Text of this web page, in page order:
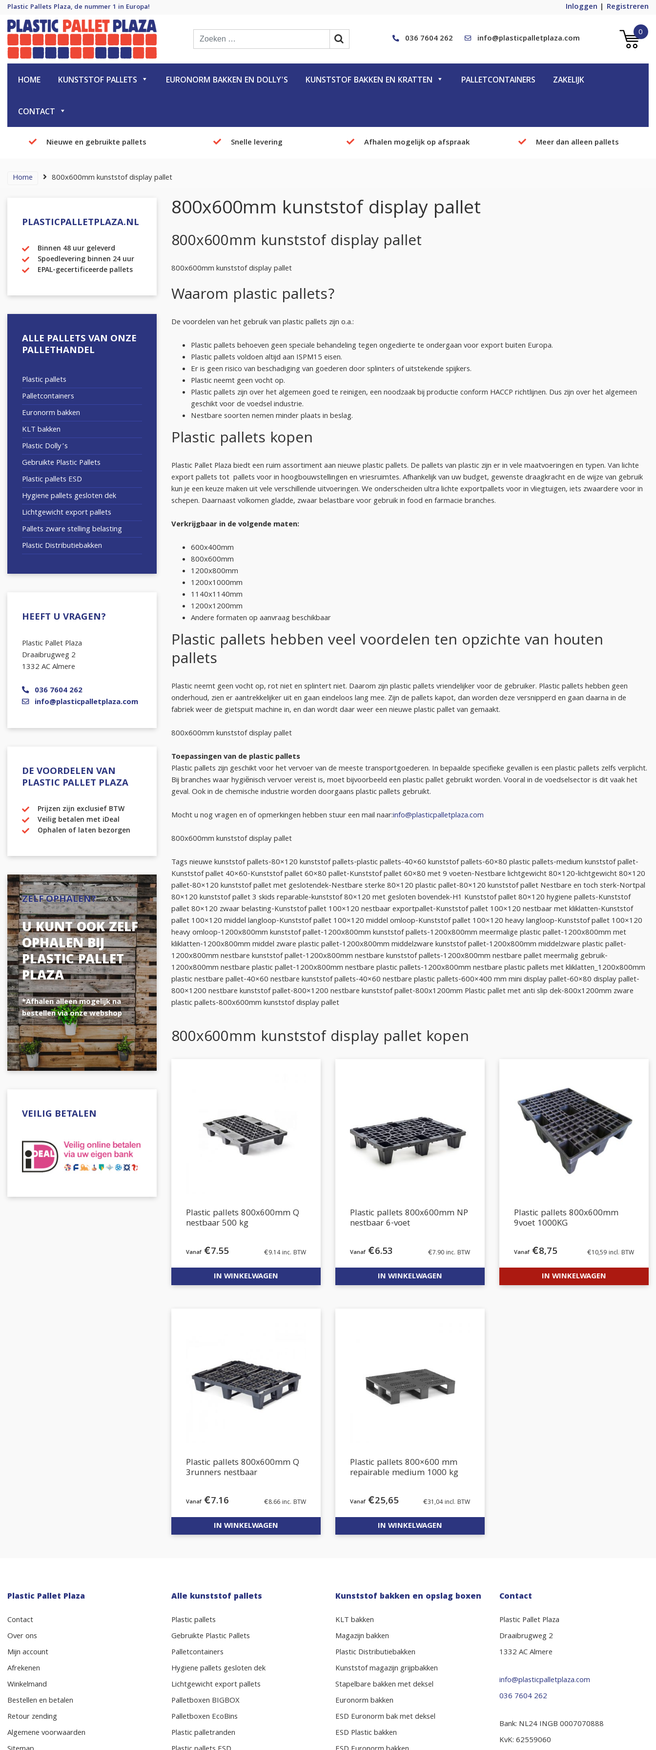
Plastic Pallets Plaza, de nummer 1 in Europa! Inloggen Registreren
Plastic Pallet Plaza
Plastic Pallets Plaza, de nummer 1 in Europa! 0
036 7604 262 info@plasticpalletplaza.com
HOME KUNSTSTOF PALLETS EURONORM BAKKEN EN DOLLY'S KUNSTSTOF BAKKEN EN KRATTEN PALLETCONTAINERS ZAKELIJK
CONTACT
Nieuwe en gebruikte pallets Snelle levering Afhalen mogelijk op afspraak Meer dan alleen pallets
Home 800x600mm kunststof display pallet
PLASTICPALLETPLAZA.NL
Binnen 48 uur geleverd
Spoedlevering binnen 24 uur
EPAL-gecertificeerde pallets
ALLE PALLETS VAN ONZE
PALLETHANDEL
Plastic pallets
Palletcontainers
Euronorm bakken
KLT bakken
Plastic Dolly’s
Gebruikte Plastic Pallets
Plastic pallets ESD
Hygiene pallets gesloten dek
Lichtgewicht export pallets
Pallets zware stelling belasting
Plastic Distributiebakken
HEEFT U VRAGEN?
Plastic Pallet Plaza
Draaibrugweg 2
1332 AC Almere
036 7604 262
info@plasticpalletplaza.com
DE VOORDELEN VAN
PLASTIC PALLET PLAZA
Prijzen zijn exclusief BTW
Veilig betalen met iDeal
Ophalen of laten bezorgen
ZELF OPHALEN?
U KUNT OOK ZELF
OPHALEN BIJ
PLASTIC PALLET
PLAZA
*Afhalen alleen mogelijk na
bestellen via onze webshop
VEILIG BETALEN
800x600mm kunststof display pallet
800x600mm kunststof display pallet
800x600mm kunststof display pallet
Waarom plastic pallets?
De voordelen van het gebruik van plastic pallets zijn o.a.:
Plastic pallets behoeven geen speciale behandeling tegen ongedierte te ondergaan voor export buiten Europa.
Plastic pallets voldoen altijd aan ISPM15 eisen.
Er is geen risico van beschadiging van goederen door splinters of uitstekende spijkers.
Plastic neemt geen vocht op.
Plastic pallets zijn over het algemeen goed te reinigen, een noodzaak bij productie conform HACCP richtlijnen. Dus zijn over het algemeen
geschikt voor de voedsel industrie.
Nestbare soorten nemen minder plaats in beslag.
Plastic pallets kopen
Plastic Pallet Plaza biedt een ruim assortiment aan nieuwe plastic pallets. De pallets van plastic zijn er in vele maatvoeringen en typen. Van lichte
export pallets tot pallets voor in hoogbouwstellingen en vriesruimtes. Afhankelijk van uw budget, gewenste draagkracht en de wijze van gebruik
kun je een keuze maken uit vele verschillende uitvoeringen. We onderscheiden ultra lichte exportpallets voor in vliegtuigen, iets zwaardere voor in
schepen. Daarnaast volkomen gladde, zwaar belastbare voor gebruik in food en farmacie branches.
Verkrijgbaar in de volgende maten:
600x400mm
800x600mm
1200x800mm
1200x1000mm
1140x1140mm
1200x1200mm
Andere formaten op aanvraag beschikbaar
Plastic pallets hebben veel voordelen ten opzichte van houten
pallets
Plastic neemt geen vocht op, rot niet en splintert niet. Daarom zijn plastic pallets vriendelijker voor de gebruiker. Plastic pallets hebben geen
onderhoud, zien er aantrekkelijker uit en gaan eindeloos lang mee. Zijn de pallets kapot, dan worden deze versnipperd en gaan daarna in de
fabriek weer de gietspuit machine in, en dan wordt daar weer een nieuwe plastic pallet van gemaakt.
800x600mm kunststof display pallet
Toepassingen van de plastic pallets
Plastic pallets zijn geschikt voor het vervoer van de meeste transportgoederen. In bepaalde specifieke gevallen is een plastic pallets zelfs verplicht.
Bij branches waar hygiënisch vervoer vereist is, moet bijvoorbeeld een plastic pallet gebruikt worden. Vooral in de voedselsector is dit vaak het
geval. Ook in de chemische industrie worden doorgaans plastic pallets gebruikt.
Mocht u nog vragen en of opmerkingen hebben stuur een mail naar:info@plasticpalletplaza.com
800x600mm kunststof display pallet
Tags nieuwe kunststof pallets-80×120 kunststof pallets-plastic pallets-40×60 kunststof pallets-60×80 plastic pallets-medium kunststof pallet-
Kunststof pallet 40×60-Kunststof pallet 60×80 pallet-Kunststof pallet 60×80 met 9 voeten-Nestbare lichtgewicht 80×120-lichtgewicht 80×120
pallet-80×120 kunststof pallet met geslotendek-Nestbare sterke 80×120 plastic pallet-80×120 kunststof pallet Nestbare en toch sterk-Nortpal
80×120 kunststof pallet 3 skids reparable-kunststof 80×120 met gesloten bovendek-H1 Kunststof pallet 80×120 hygiene pallets-Kunststof
pallet 80×120 zwaar belasting-Kunststof pallet 100×120 nestbaar exportpallet-Kunststof pallet 100×120 nestbaar met kliklatten-Kunststof
pallet 100×120 middel langloop-Kunststof pallet 100×120 middel omloop-Kunststof pallet 100×120 heavy langloop-Kunststof pallet 100×120
heavy omloop-1200x800mm kunststof pallet-1200x800mm kunststof pallets-1200x800mm meermalige plastic pallet-1200x800mm met
kliklatten-1200x800mm middel zware plastic pallet-1200x800mm middelzware kunststof pallet-1200x800mm middelzware plastic pallet-
1200x800mm nestbare kunststof pallet-1200x800mm nestbare kunststof pallets-1200x800mm nestbare pallet meermalig gebruik-
1200x800mm nestbare plastic pallet-1200x800mm nestbare plastic pallets-1200x800mm nestbare plastic pallets met kliklatten_1200x800mm
plastic nestbare pallet-40×60 nestbare kunststof pallets-40×60 nestbare plastic pallets-600×400 mm mini display pallet-60×80 display pallet-
800×1200 nestbare kunststof pallet-800×1200 nestbare kunststof pallet-800x1200mm Plastic pallet met anti slip dek-800x1200mm zware
plastic pallets-800x600mm kunststof display pallet
800x600mm kunststof display pallet kopen
Plastic pallets 800x600mm Q
nestbaar 500 kg
€7.55 €9.14inc. BTW
IN WINKELWAGEN
Plastic pallets 800x600mm NP
nestbaar 6-voet
€6.53 €7.90inc. BTW
IN WINKELWAGEN
Plastic pallets 800x600mm
9voet 1000KG
€8,75 €10,59incl. BTW
IN WINKELWAGEN
Plastic pallets 800x600mm Q
3runners nestbaar
€7.16 €8.66inc. BTW
IN WINKELWAGEN
Plastic pallets 800×600 mm
repairable medium 1000 kg
€25,65 €31,04incl. BTW
IN WINKELWAGEN
Plastic Pallet Plaza
Contact
Over ons
Mijn account
Afrekenen
Winkelmand
Bestellen en betalen
Retour zending
Algemene voorwaarden
Alle kunststof pallets
Plastic pallets
Gebruikte Plastic Pallets
Palletcontainers
Hygiene pallets gesloten dek
Lichtgewicht export pallets
Palletboxen BIGBOX
Palletboxen EcoBins
Plastic palletranden
Kunststof bakken en opslag boxen
KLT bakken
Magazijn bakken
Plastic Distributiebakken
Kunststof magazijn grijpbakken
Stapelbare bakken met deksel
Euronorm bakken
ESD Euronorm bak met deksel
ESD Plastic bakken
Contact
Plastic Pallet Plaza
Draaibrugweg 2
1332 AC Almere
info@plasticpalletplaza.com
036 7604 262
Bank: NL24 INGB 0007070888
KvK: 62559060